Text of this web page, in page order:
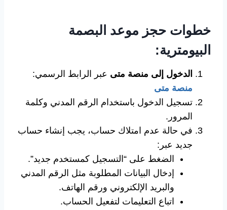
خطوات حجز موعد البصمة
البيومترية:
الدخول إلى منصة متى عبر الرابط الرسمي:
منصة متى
تسجيل الدخول باستخدام الرقم المدني وكلمة
المرور.
في حالة عدم امتلاك حساب، يجب إنشاء حساب
جديد عبر:
الضغط على “التسجيل كمستخدم جديد”.
إدخال البيانات المطلوبة مثل الرقم المدني
والبريد الإلكتروني ورقم الهاتف.
اتباع التعليمات لتفعيل الحساب.